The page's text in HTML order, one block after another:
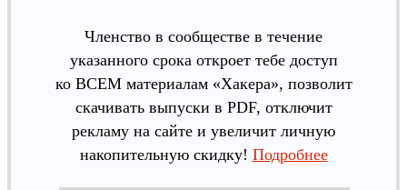
Членство в сообществе в течение
указанного срока откроет тебе доступ
ко ВСЕМ материалам «Хакера», позволит
скачивать выпуски в PDF, отключит
рекламу на сайте и увеличит личную
накопительную скидку! Подробнее